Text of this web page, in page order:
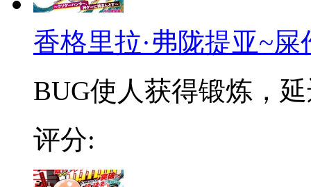
香格里拉·弗陇提亚~
BUG使人获得锻炼，
评分: